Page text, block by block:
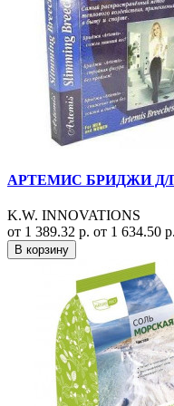
АРТЕМИС БРИДЖИ Д/
K.W. INNOVATIONS
от 1 389.32 р. от 1 634.50 р.
В корзину